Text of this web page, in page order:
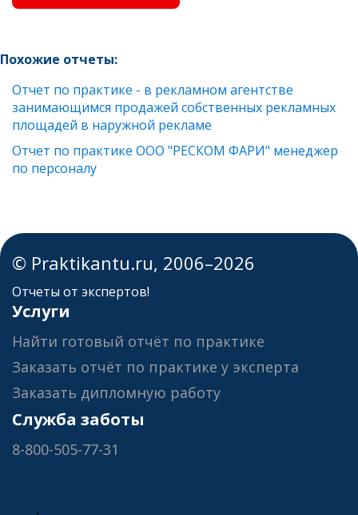
Похожие отчеты:
Отчет по практике - в рекламном агентстве
занимающимся продажей собственных рекламных
площадей в наружной рекламе
Отчет по практике ООО "РЕСКОМ ФАРИ" менеджер
по персоналу
© Praktikantu.ru, 2006–2026
Отчеты от экспертов!
Услуги
Найти готовый отчёт по практике
Заказать отчёт по практике у эксперта
Заказать дипломную работу
Служба заботы
8-800-505-77-31